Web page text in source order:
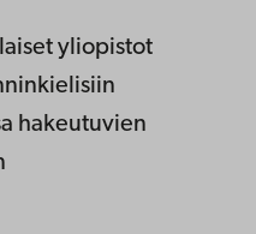
yliopistot
hakeutuvien